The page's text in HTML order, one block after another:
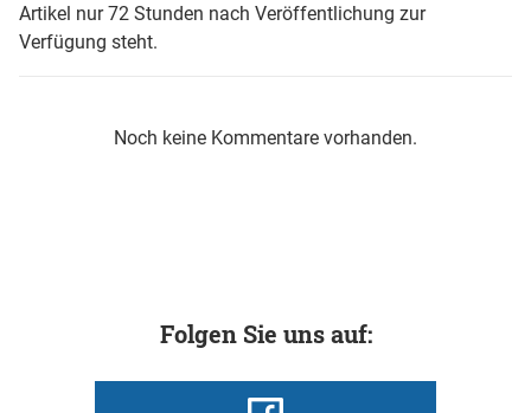
Artikel nur 72 Stunden nach Veröffentlichung zur
Verfügung steht.
Noch keine Kommentare vorhanden.
Folgen Sie uns auf: